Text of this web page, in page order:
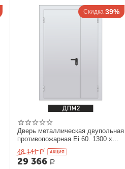
Скидка 39%
Дверь металлическая двупольная
противопожарная Ei 60. 1300 x
2100 выс.
48 141 Р AКЦИЯ
29 366 Р